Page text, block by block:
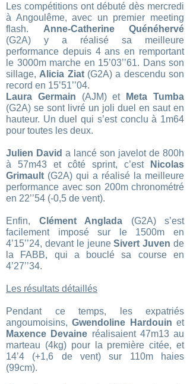
Les compétitions ont débuté dès mercredi
à Angoulême, avec un premier meeting
flash. Anne-Catherine Quénéhervé
(G2A) y a réalisé sa meilleure
performance depuis 4 ans en remportant
le 3000m marche en 15’03’’61. Dans son
sillage, Alicia Ziat (G2A) a descendu son
record en 15’51’’04.
Laura Germain (AJM) et Meta Tumba
(G2A) se sont livré un joli duel en saut en
hauteur. Un duel qui s’est conclu à 1m64
pour toutes les deux.
Julien David a lancé son javelot de 800h
à 57m43 et côté sprint, c’est Nicolas
Grimault (G2A) qui a réalisé la meilleure
performance avec son 200m chronométré
en 22’’54 (-0,5 de vent).
Enfin, Clément Anglada (G2A) s’est
facilement imposé sur le 1500m en
4’15’’24, devant le jeuneSivert Juven de
la FABB, qui a bouclé sa course en
4’27’’34.
Les résultats détaillés
Pendant ce temps, les expatriés
angoumoisins, Gwendoline Hardouin et
Maxence Devaine réalisaient 47m13 au
marteau (4kg) pour la première citée, et
14’4 (+1,6 de vent) sur 110m haies
(99cm).